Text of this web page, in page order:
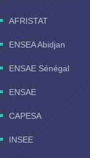
AFRISTAT
ENSEA Abidjan
ENSAE Sénégal
ENSAE
CAPESA
INSEE